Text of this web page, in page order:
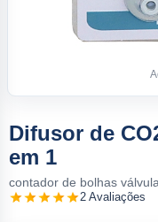
Difusor de
em 1
contador de bolhas
2 Avaliações